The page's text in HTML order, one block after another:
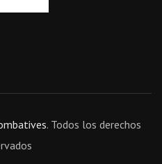
. Todos los derechos